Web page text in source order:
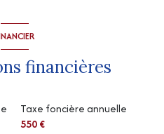
financières
Taxe foncière annuelle
550 €